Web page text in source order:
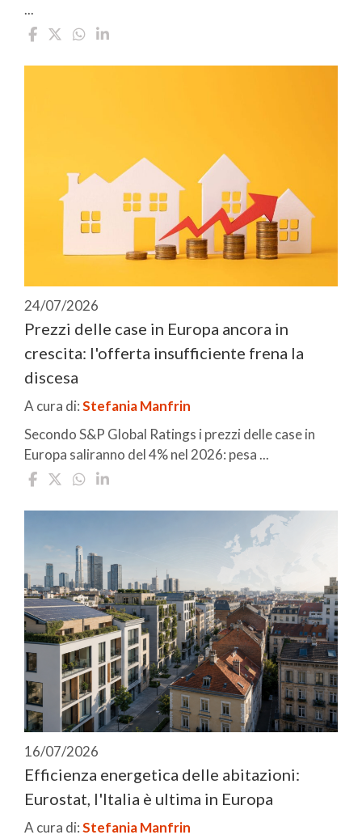
...
24/07/2026
Prezzi delle case in Europa ancora in
crescita: l'offerta insufficiente frena la
discesa
A cura di:Stefania Manfrin
Secondo S&P Global Ratings i prezzi delle case in
Europa saliranno del 4% nel 2026: pesa ...
16/07/2026
Efficienza energetica delle abitazioni:
Eurostat, l'Italia è ultima in Europa
A cura di:Stefania Manfrin